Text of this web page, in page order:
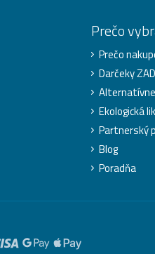
Prečo
Prečo
Darčeky
Ekologická
Partnerský
Blog
Poradňa